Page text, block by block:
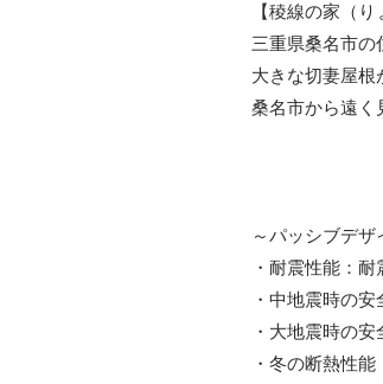
【稜線の家（り
三重県桑名市の
大きな切妻屋根
桑名市から遠く
～パッシブデ
・耐震性能：
・中地震時の
・大地震時の
・冬の断熱性